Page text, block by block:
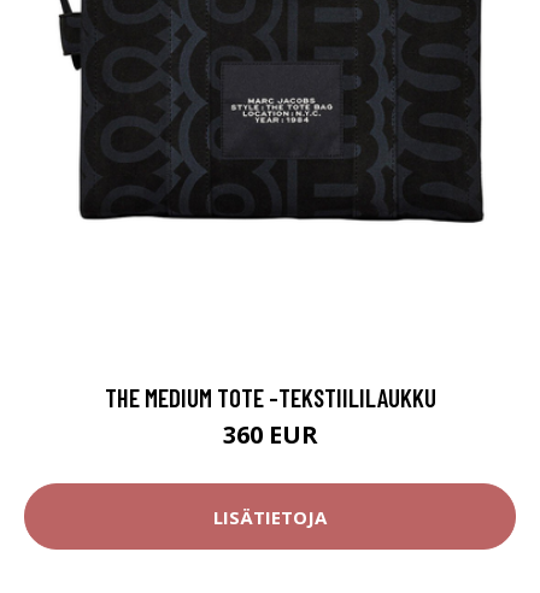
THE MEDIUM TOTE -TEKSTIILILAUKKU
360 EUR
LISÄTIETOJA